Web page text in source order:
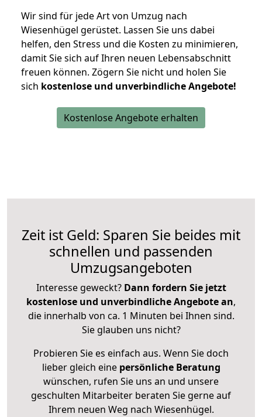
Wir sind für jede Art von Umzug nach
Wiesenhügel gerüstet. Lassen Sie uns dabei
helfen, den Stress und die Kosten zu minimieren,
damit Sie sich auf Ihren neuen Lebensabschnitt
freuen können. Zögern Sie nicht und holen Sie
sich kostenlose und unverbindliche Angebote!
Kostenlose Angebote erhalten
Zeit ist Geld: Sparen Sie beides mit
schnellen und passenden
Umzugsangeboten
Interesse geweckt? Dann fordern Sie jetzt
kostenlose und unverbindliche Angebote an,
die innerhalb von ca. 1 Minuten bei Ihnen sind.
Sie glauben uns nicht?
Probieren Sie es einfach aus. Wenn Sie doch
lieber gleich eine persönliche Beratung
wünschen, rufen Sie uns an und unsere
geschulten Mitarbeiter beraten Sie gerne auf
Ihrem neuen Weg nach Wiesenhügel.